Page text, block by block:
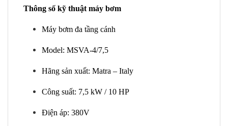
Thông số kỹ thuật máy bơm
Máy bơm đa tầng cánh
Model: MSVA-4/7,5
Hãng sản xuất: Matra – Italy
Công suất: 7,5 kW / 10 HP
Điện áp: 380V